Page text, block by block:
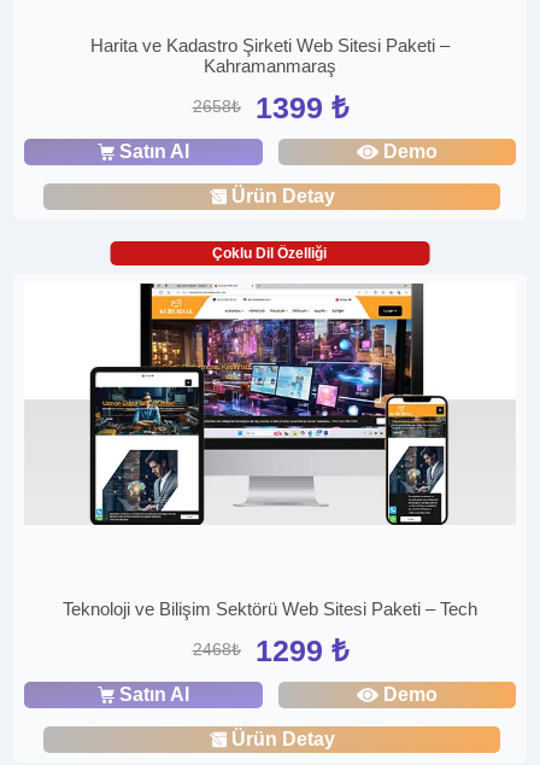
Harita ve Kadastro Şirketi Web Sitesi Paketi –
Kahramanmaraş
2658₺ 1399 ₺
Satın Al Demo
Ürün Detay
Çoklu Dil Özelliği
Teknoloji ve Bilişim Sektörü Web Sitesi Paketi – Tech
2468₺ 1299 ₺
Satın Al Demo
Ürün Detay